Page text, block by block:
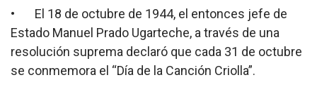
• El 18 de octubre de 1944, el entonces jefe de
Estado Manuel Prado Ugarteche, a través de una
resolución suprema declaró que cada 31 de octubre
se conmemora el “Día de la Canción Criolla”.